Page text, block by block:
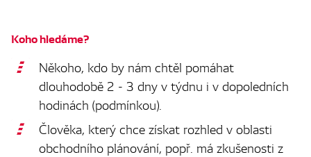
Koho hledáme?
Někoho, kdo by nám chtěl pomáhat
dlouhodobě 2 - 3 dny v týdnu i v dopoledních
hodinách (podmínkou).
Člověka, který chce získat rozhled v oblasti
obchodního plánování, popř. má zkušenosti z